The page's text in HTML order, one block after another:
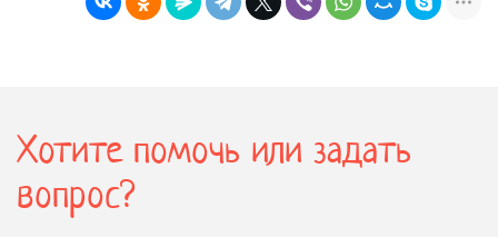
Хотите помочь или задать
вопрос?